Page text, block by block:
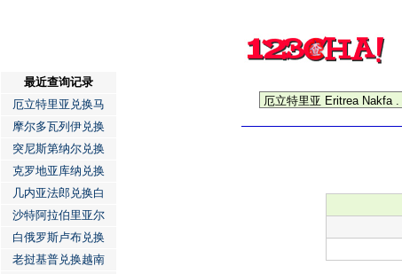
最近查询记录
厄立特里亚兑换马
摩尔多瓦列伊兑换
突尼斯第纳尔兑换
克罗地亚库纳兑换
几内亚法郎兑换白
沙特阿拉伯里亚尔
白俄罗斯卢布兑换
老挝基普兑换越南